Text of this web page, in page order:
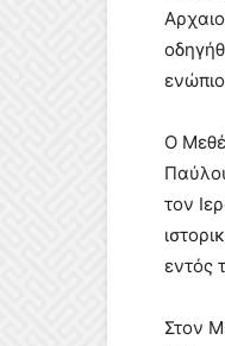
Ο
τον
εντός
Στον